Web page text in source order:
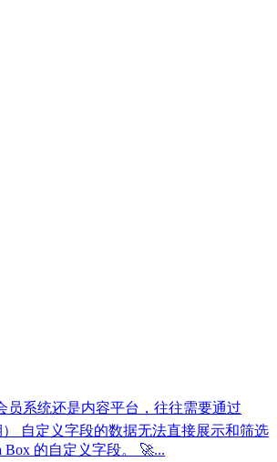
员系统还是内容平台，往往需要通过
自定义字段的数据无法直接展示和筛选
的自定义字段。 🚀...